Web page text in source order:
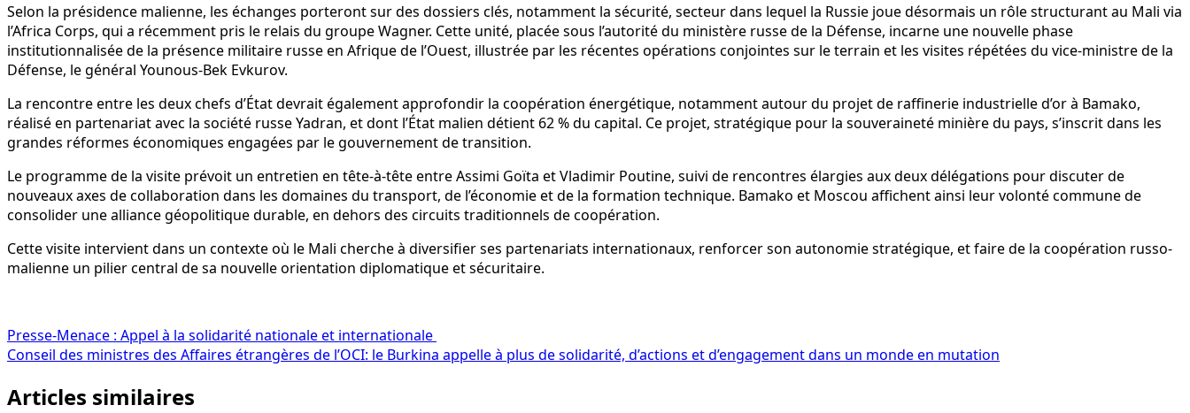
Selon la présidence malienne, les échanges porteront sur des dossiers clés, notamment la sécurité, secteur dans lequel la Russie joue désormais un rôle structurant au Mali via
l’Africa Corps, qui a récemment pris le relais du groupe Wagner. Cette unité, placée sous l’autorité du ministère russe de la Défense, incarne une nouvelle phase
institutionnalisée de la présence militaire russe en Afrique de l’Ouest, illustrée par les récentes opérations conjointes sur le terrain et les visites répétées du vice-ministre de la
Défense, le général Younous-Bek Evkurov.
La rencontre entre les deux chefs d’État devrait également approfondir la coopération énergétique, notamment autour du projet de raffinerie industrielle d’or à Bamako,
réalisé en partenariat avec la société russe Yadran, et dont l’État malien détient 62 % du capital. Ce projet, stratégique pour la souveraineté minière du pays, s’inscrit dans les
grandes réformes économiques engagées par le gouvernement de transition.
Le programme de la visite prévoit un entretien en tête-à-tête entre Assimi Goïta et Vladimir Poutine, suivi de rencontres élargies aux deux délégations pour discuter de
nouveaux axes de collaboration dans les domaines du transport, de l’économie et de la formation technique. Bamako et Moscou affichent ainsi leur volonté commune de
consolider une alliance géopolitique durable, en dehors des circuits traditionnels de coopération.
Cette visite intervient dans un contexte où le Mali cherche à diversifier ses partenariats internationaux, renforcer son autonomie stratégique, et faire de la coopération russo-
malienne un pilier central de sa nouvelle orientation diplomatique et sécuritaire.
Navigation
de
l’article
Presse-Menace : Appel à la solidarité nationale et internationale
Conseil des ministres des Affaires étrangères de l’OCI: le Burkina appelle à plus de solidarité, d’actions et d’engagement dans un monde en mutation
Articles similaires